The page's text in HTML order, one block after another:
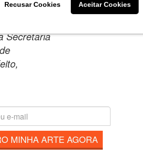
Recusar Cookies Aceitar Cookies
de
Secretaria
MINHA ARTE AGORA